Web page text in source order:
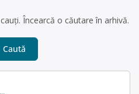
Încearcă o căutare în arhivă.